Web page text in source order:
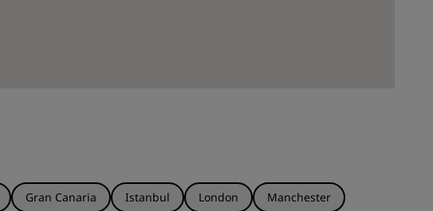
Gran Canaria Istanbul London Manchester